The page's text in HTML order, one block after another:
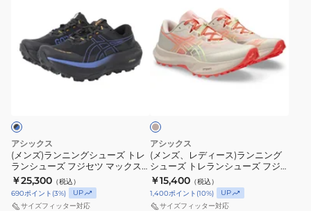
レ
ー
ズ
FUJISPEED
4
1013A179.020
ュ
ー
ズ
ン
シ
ュ
ー
ズ
ト
レ
アシックス
(メンズ)ランニングシューズ トレ
ランシューズ フジセツ マックス
GTX ブラック ブルー
1011C115.001 スニーカー
￥25,300 （税込）
690ポイント (3%)
UP
サイズフィッター対応
ズ、
レ
デ
ィ
ラ
ン
ニ
ン
グ
シ
サ
ジ
ュ
アシックス
(メンズ、レディース)ランニング
シューズ トレランシューズ フジ
ライト 7 サンドベージュ
1013A232.700 トレーニング
￥15,400 （税込）
1,400ポイント (10%)
UP
サイズフィッター対応